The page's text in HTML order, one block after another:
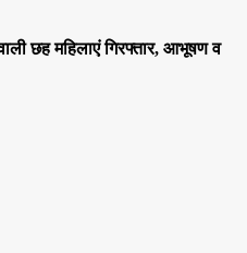
छह महिलाएं गिरफ्तार, आभूषण व